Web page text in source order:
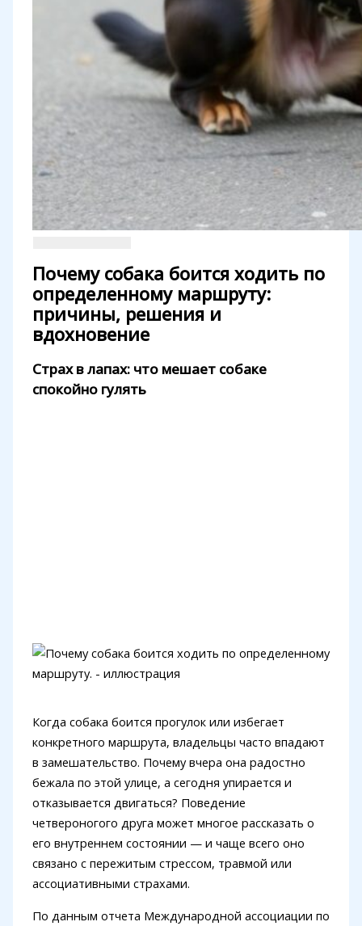
Почему собака боится ходить по
определенному маршруту:
причины, решения и
вдохновение
Страх в лапах: что мешает собаке
спокойно гулять
Когда собака боится прогулок или избегает
конкретного маршрута, владельцы часто впадают
в замешательство. Почему вчера она радостно
бежала по этой улице, а сегодня упирается и
отказывается двигаться? Поведение
четвероногого друга может многое рассказать о
его внутреннем состоянии — и чаще всего оно
связано с пережитым стрессом, травмой или
ассоциативными страхами.
По данным отчета Международной ассоциации по